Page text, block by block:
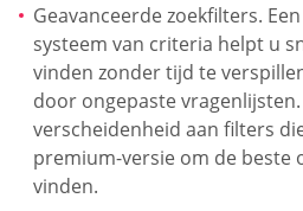
Geavanceerde zoekfilters.
systeem van criteria helpt u
vinden zonder tijd te
door ongepaste
verscheidenheid aan filters
premium-versie om de beste
vinden.